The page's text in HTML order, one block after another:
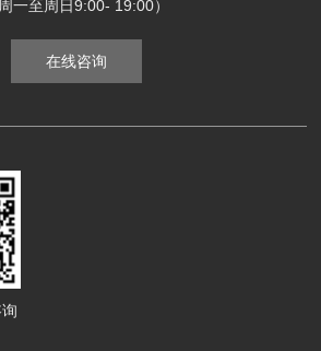
周一至周日9:00- 19:00）
在线咨询